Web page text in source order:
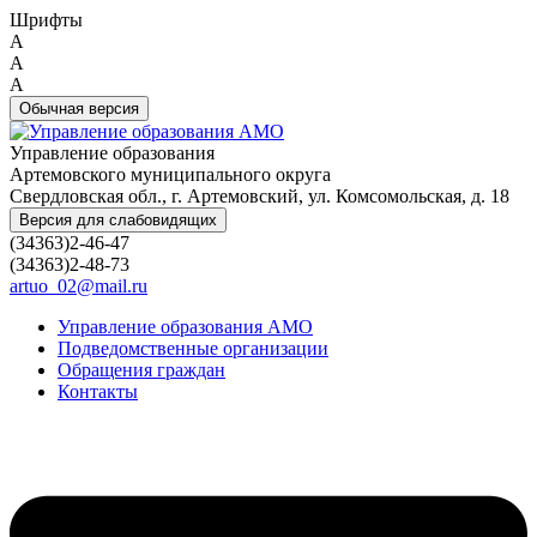
Шрифты
A
A
A
Обычная версия
Управление образования
Артемовского муниципального округа
Свердловская обл., г. Артемовский, ул. Комсомольская, д. 18
Версия для слабовидящих
(34363)2-46-47
(34363)2-48-73
artuo_02@mail.ru
Управление образования АМО
Подведомственные организации
Обращения граждан
Контакты